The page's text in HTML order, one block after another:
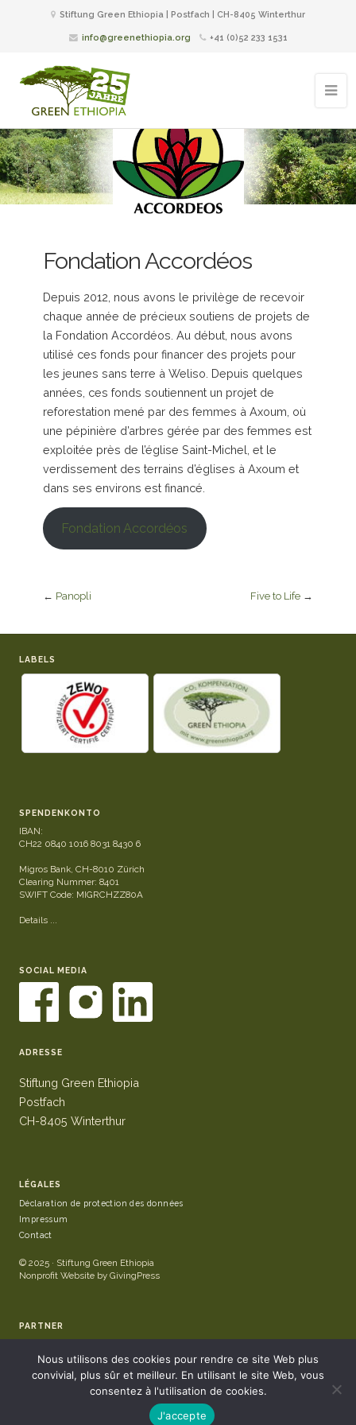
Stiftung Green Ethiopia | Postfach | CH-8405 Winterthur
info@greenethiopia.org +41 (0)52 233 1531
Fondation Accordéos
Depuis 2012, nous avons le privilège de recevoir
chaque année de précieux soutiens de projets de
la Fondation Accordéos. Au début, nous avons
utilisé ces fonds pour financer des projets pour
les jeunes sans terre à Weliso. Depuis quelques
années, ces fonds soutiennent un projet de
reforestation mené par des femmes à Axoum, où
une pépinière d’arbres gérée par des femmes est
exploitée près de l’église Saint-Michel, et le
verdissement des terrains d’églises à Axoum et
dans ses environs est financé.
Fondation Accordéos
← Panopli Five to Life →
LABELS
SPENDENKONTO
IBAN:
CH22 0840 1016 8031 8430 6
Migros Bank, CH-8010 Zürich
Clearing Nummer: 8401
SWIFT Code: MIGRCHZZ80A
Details ...
SOCIAL MEDIA
ADRESSE
Stiftung Green Ethiopia
Postfach
CH-8405 Winterthur
LÉGALES
Déclaration de protection des données
Impressum
Contact
© 2025 · Stiftung Green Ethiopia
Nonprofit Website by GivingPress
PARTNER
Nous utilisons des cookies pour rendre ce site Web plus
convivial, plus sûr et meilleur. En utilisant le site Web, vous
consentez à l'utilisation de cookies.
J'accepte